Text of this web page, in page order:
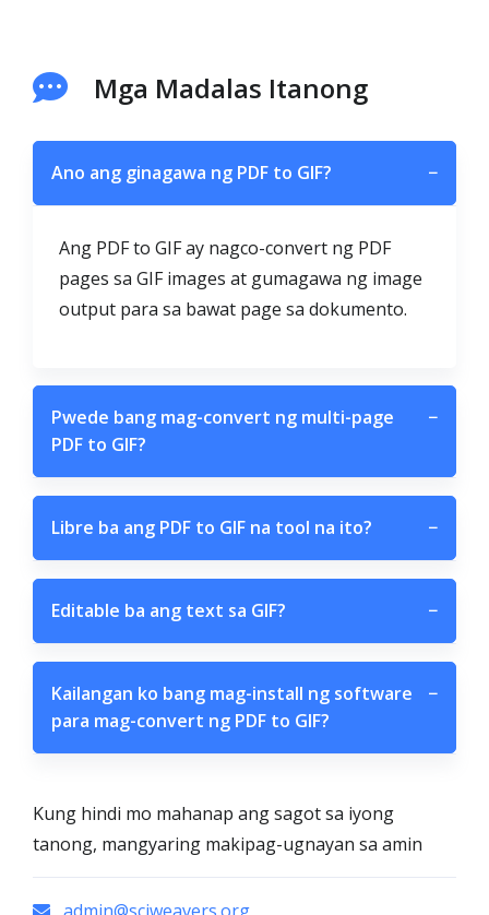
Mga Madalas Itanong
Ano ang ginagawa ng PDF to GIF? −
Ang PDF to GIF ay nagco-convert ng PDF
pages sa GIF images at gumagawa ng image
output para sa bawat page sa dokumento.
Pwede bang mag-convert ng multi-page
PDF to GIF?
−
Libre ba ang PDF to GIF na tool na ito? −
Editable ba ang text sa GIF? −
Kailangan ko bang mag-install ng software
para mag-convert ng PDF to GIF?
−
Kung hindi mo mahanap ang sagot sa iyong
tanong, mangyaring makipag-ugnayan sa amin